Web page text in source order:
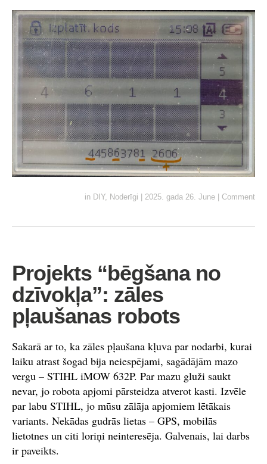
in DIY, Noderīgi 2025. gada 26. June Comment
Projekts “bēgšana no
dzīvokļa”: zāles
pļaušanas robots
Sakarā ar to, ka zāles pļaušana kļuva par nodarbi, kurai
laiku atrast šogad bija neiespējami, sagādājām mazo
vergu – STIHL iMOW 632P. Par mazu gluži saukt
nevar, jo robota apjomi pārsteidza atverot kasti. Izvēle
par labu STIHL, jo mūsu zālāja apjomiem lētākais
variants. Nekādas gudrās lietas – GPS, mobilās
lietotnes un citi loriņi neinteresēja. Galvenais, lai darbs
ir paveikts.